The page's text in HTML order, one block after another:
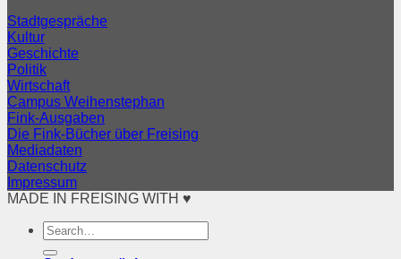
Stadtgespräche
Kultur
Geschichte
Politik
Wirtschaft
Campus Weihenstephan
Fink-Ausgaben
Die Fink-Bücher über Freising
Mediadaten
Datenschutz
Impressum
MADE IN FREISING WITH ♥